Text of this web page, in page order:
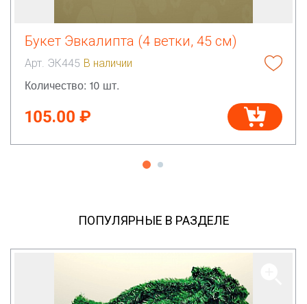
Букет Эвкалипта (4 ветки, 45 см)
Арт. ЭК445 В наличии
Количество: 10 шт.
105.00 ₽
ПОПУЛЯРНЫЕ В РАЗДЕЛЕ